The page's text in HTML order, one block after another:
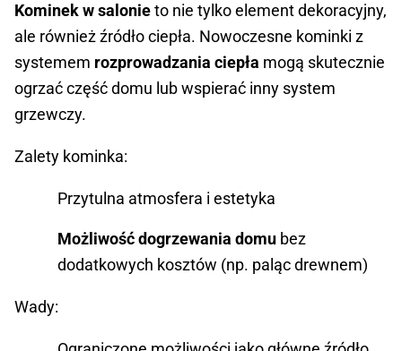
Kominek w salonieto nie tylko element dekoracyjny,
ale również źródło ciepła. Nowoczesne kominki z
systemem rozprowadzania ciepła mogą skutecznie
ogrzać część domu lub wspierać inny system
grzewczy.
Zalety kominka:
Przytulna atmosfera i estetyka
Możliwość dogrzewania domu bez
dodatkowych kosztów (np. paląc drewnem)
Wady: